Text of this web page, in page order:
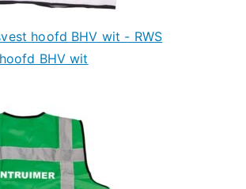
hoofd BHV wit - RWS
BHV wit